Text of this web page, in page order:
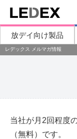
放デイ向け製品
レデックス メルマガ情報
当社が月2回程度
（無料）です。